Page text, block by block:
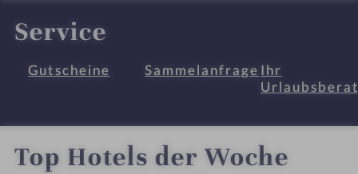
Service
Gutscheine Sammelanfrage Ihr
Top Hotels der Woche